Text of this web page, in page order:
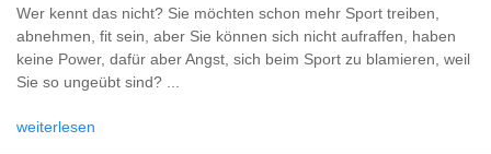
Wer kennt das nicht? Sie möchten schon mehr Sport treiben,
abnehmen, fit sein, aber Sie können sich nicht aufraffen, haben
keine Power, dafür aber Angst, sich beim Sport zu blamieren, weil
Sie so ungeübt sind? ...
weiterlesen